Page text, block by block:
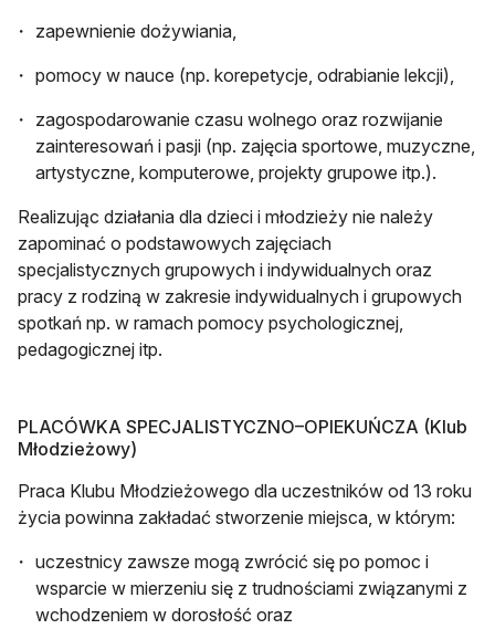
zapewnienie dożywiania,
pomocy w nauce (np. korepetycje, odrabianie lekcji),
zagospodarowanie czasu wolnego oraz rozwijanie
zainteresowań i pasji (np. zajęcia sportowe, muzyczne,
artystyczne, komputerowe, projekty grupowe itp.).
Realizując działania dla dzieci i młodzieży nie należy
zapominać o podstawowych zajęciach
specjalistycznych grupowych i indywidualnych oraz
pracy z rodziną w zakresie indywidualnych i grupowych
spotkań np. w ramach pomocy psychologicznej,
pedagogicznej itp.
PLACÓWKA SPECJALISTYCZNO–OPIEKUŃCZA (Klub
Młodzieżowy)
Praca Klubu Młodzieżowego dla uczestników od 13 roku
życia powinna zakładać stworzenie miejsca, w którym:
uczestnicy zawsze mogą zwrócić się po pomoc i
wsparcie w mierzeniu się z trudnościami związanymi z
wchodzeniem w dorosłość oraz